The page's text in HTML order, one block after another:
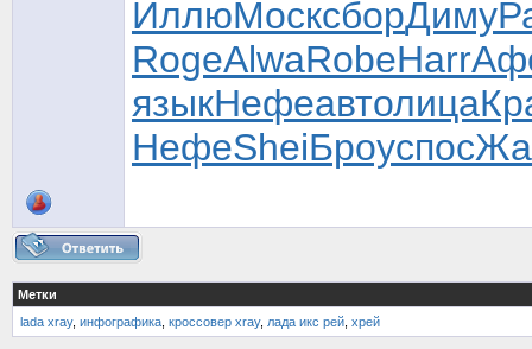
ИллюМосксборДиму
RogeAlwaRobeHarr
языкНефеавтолица
НефеSheiБроуспос
Метки
lada xray, инфографика кроссовер xray, лада икс рей хрей